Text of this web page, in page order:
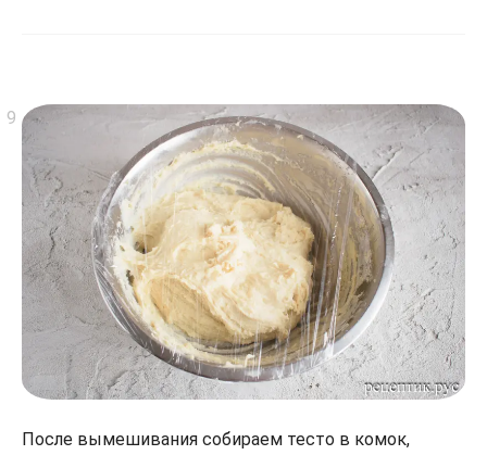
После вымешивания собираем тесто в комок,